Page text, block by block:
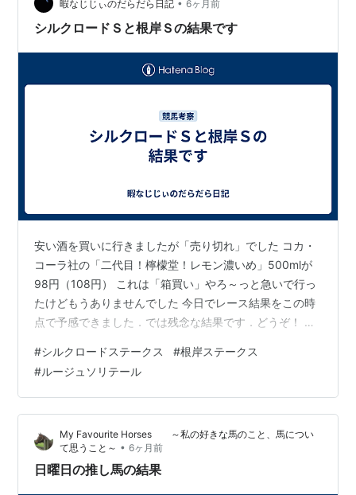
ト！！！！！！と 言うわけで勝ったのは昨年2着のロー
ドフォンス、コスタノヴァ不在と なるとこうなるってこ
暇なじじぃのだらだら日記 • 6ヶ月前
シルクロードＳと根岸Ｓの結果です
安い酒を買いに行きましたが「売り切れ」でした コカ・
コーラ社の「二代目！檸檬堂！レモン濃いめ」500mlが
98円（108円） これは「箱買い」やろ～っと急いで行っ
たけどもうありませんでした 今日でレース結果をこの時
点で予感できました．では残念な結果です．どうぞ！ ～
～～～～～～～～～～ ⭐ 2/1（日） シルクロードＳ(ＧⅢ)
京都競馬場 1,200m １８頭 【結果】 優勝 １４フィオラ
イア ２着 １７レイピア ３着 ６ヤマニンアルリフラ 【結
論】 ◎ １６ロードフォアエース９着 〇 ９ビッグシーザ
ー１２着 ▲ ５ウインアイオライト１４着 △…
#シルクロードステークス #根岸ステークス
#ルージュソリテール
My Favourite Horses ～私の好きな馬のこと、馬につい
て思うこと～ • 6ヶ月前
日曜日の推し馬の結果